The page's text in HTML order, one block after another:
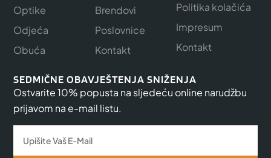
Optike
Odjeća
Obuća
Brendovi
Poslovnice
Kontakt
Politika kolačića
Impresum
Kontakt
SEDMIČNE OBAVJEŠTENJA SNIŽENJA
Ostvarite 10% popusta na sljedeću online narudžbu
prijavom na e-mail listu.